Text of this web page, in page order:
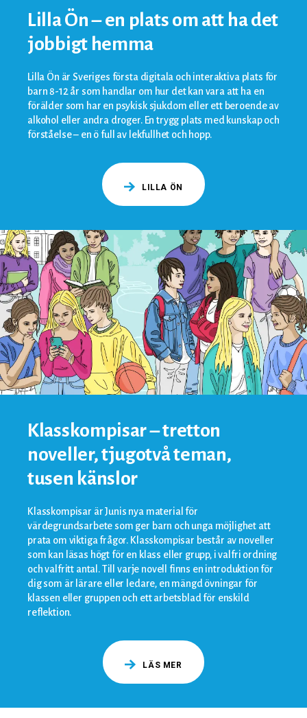
Lilla Ön – en plats om att ha det
jobbigt hemma
Lilla Ön är Sveriges första digitala och interaktiva plats för
barn 8-12 år som handlar om hur det kan vara att ha en
förälder som har en psykisk sjukdom eller ett beroende av
alkohol eller andra droger. En trygg plats med kunskap och
förståelse – en ö full av lekfullhet och hopp.
LILLA ÖN
Klasskompisar – tretton
noveller, tjugotvå teman,
tusen känslor
Klasskompisar är Junis nya material för
värdegrundsarbete som ger barn och unga möjlighet att
prata om viktiga frågor. Klasskompisar består av noveller
som kan läsas högt för en klass eller grupp, i valfri ordning
och valfritt antal. Till varje novell finns en introduktion för
dig som är lärare eller ledare, en mängd övningar för
klassen eller gruppen och ett arbetsblad för enskild
reflektion.
LÄS MER